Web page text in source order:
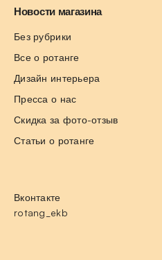
Новости магазина
Без рубрики
Все о ротанге
Дизайн интерьера
Пресса о нас
Скидка за фото-отзыв
Статьи о ротанге
Вконтакте
rotang_ekb